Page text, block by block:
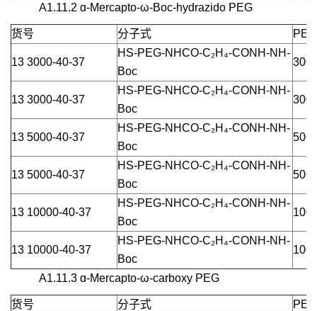
A1.11.2 ɑ-Mercapto-ω-Boc-hydrazido PEG
货号 分子式
13 3000-40-37
HS-PEG-NHCO-C₂H₄-CONH-NH-
Boc
13 3000-40-37
HS-PEG-NHCO-C₂H₄-CONH-NH-
Boc
13 5000-40-37
HS-PEG-NHCO-C₂H₄-CONH-NH-
Boc
13 5000-40-37
HS-PEG-NHCO-C₂H₄-CONH-NH-
Boc
13 10000-40-37
HS-PEG-NHCO-C₂H₄-CONH-NH-
Boc
13 10000-40-37
HS-PEG-NHCO-C₂H₄-CONH-NH-
Boc
A1.11.3 ɑ-Mercapto-ω-carboxy PEG
货号 分子式